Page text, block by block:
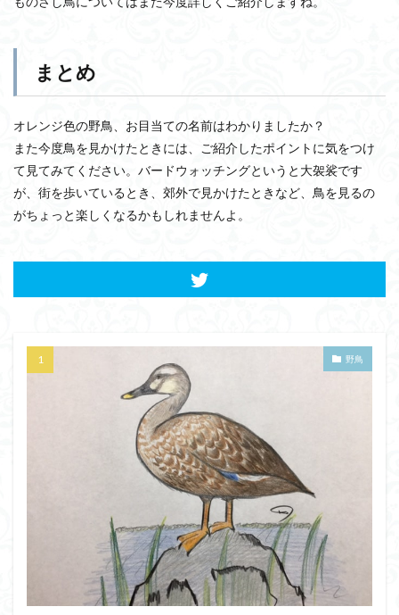
まとめ
オレンジ色の野鳥、お目当ての名前はわかりましたか？
また今度鳥を見かけたときには、ご紹介したポイントに気をつけ
て見てみてください。バードウォッチングというと大袈裟です
が、街を歩いているとき、郊外で見かけたときなど、鳥を見るの
がちょっと楽しくなるかもしれませんよ。
野鳥